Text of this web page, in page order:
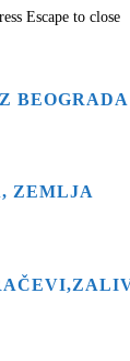
Escape to close
BEOGRADA
ZEMLJA